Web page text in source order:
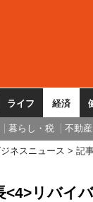
ライフ 経済
暮らし・税 不動産
ジネスニュース 記
<4>リバイ